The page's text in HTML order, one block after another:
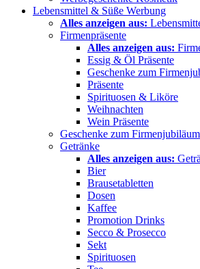
Lebensmittel & Süße Werbung
Alles anzeigen aus:
Firmenpräsente
Alles anzeigen aus:
Essig & Öl Präsente
Geschenke zum
Präsente
Spirituosen & Liköre
Weihnachten
Wein Präsente
Geschenke zum Firmenjubiläum
Getränke
Alles anzeigen aus:
Bier
Brausetabletten
Dosen
Kaffee
Promotion Drinks
Secco & Prosecco
Sekt
Spirituosen